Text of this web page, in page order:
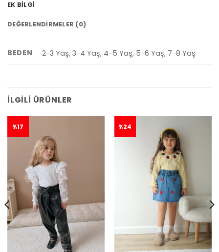
EK BILGI
DEĞERLENDIRMELER (0)
BEDEN 2-3 Yaş, 3-4 Yaş, 4-5 Yaş, 5-6 Yaş, 7-8 Yaş
İLGILI ÜRÜNLER
%17 %24